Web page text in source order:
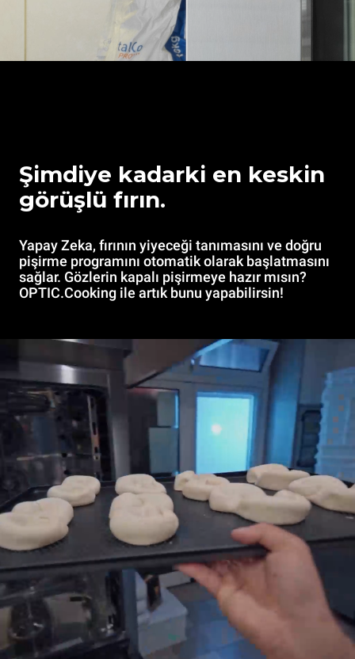
Şimdiye kadarki en keskin
görüşlü fırın.
Yapay Zeka, fırının yiyeceği tanımasını ve doğru
pişirme programını otomatik olarak başlatmasını
sağlar. Gözlerin kapalı pişirmeye hazır mısın?
OPTIC.Cooking ile artık bunu yapabilirsin!